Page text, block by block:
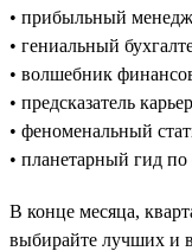
• прибыльный
• гениальный
• волшебник
• предсказатель
• феноменальный
• планетарный гид по
В конце месяца,
выбирайте лучших и